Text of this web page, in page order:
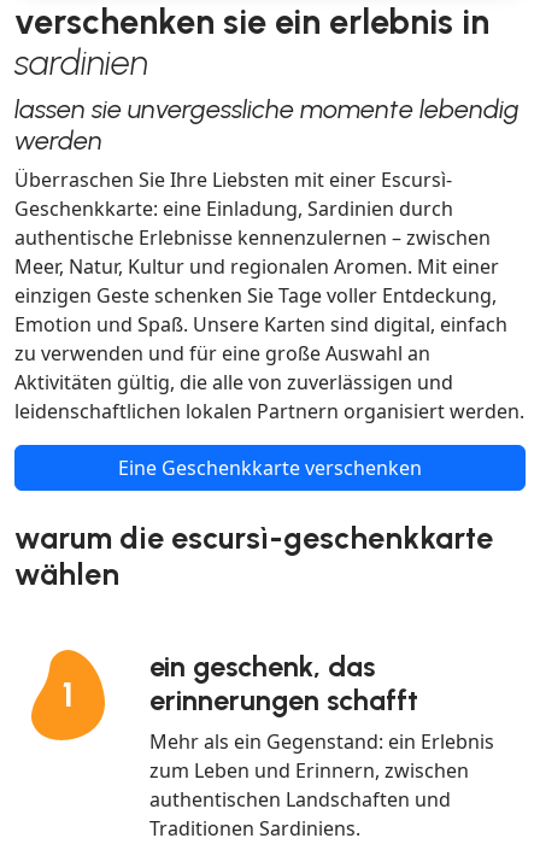
verschenken sie ein erlebnis in
sardinien
lassen sie unvergessliche momente lebendig
werden
Überraschen Sie Ihre Liebsten mit einer Escursì-
Geschenkkarte: eine Einladung, Sardinien durch
authentische Erlebnisse kennenzulernen – zwischen
Meer, Natur, Kultur und regionalen Aromen. Mit einer
einzigen Geste schenken Sie Tage voller Entdeckung,
Emotion und Spaß. Unsere Karten sind digital, einfach
zu verwenden und für eine große Auswahl an
Aktivitäten gültig, die alle von zuverlässigen und
leidenschaftlichen lokalen Partnern organisiert werden.
Eine Geschenkkarte verschenken
warum die escursì-geschenkkarte
wählen
1
ein geschenk, das
erinnerungen schafft
Mehr als ein Gegenstand: ein Erlebnis
zum Leben und Erinnern, zwischen
authentischen Landschaften und
Traditionen Sardiniens.